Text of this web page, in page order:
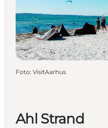
Foto: VisitAarhus
Ahl Strand